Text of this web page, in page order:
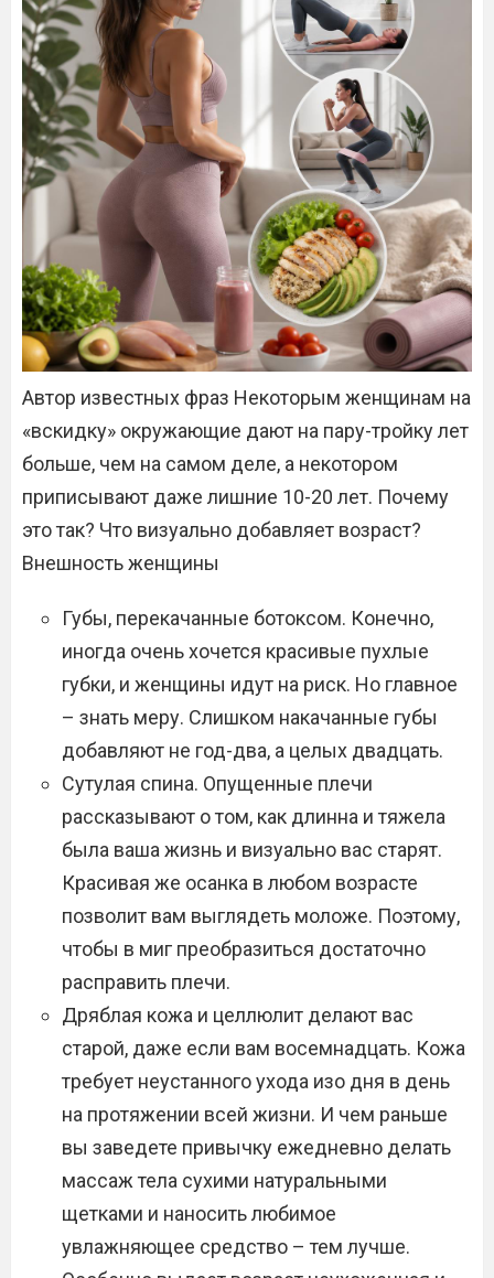
Автор известных фраз Некоторым женщинам на
«вскидку» окружающие дают на пару-тройку лет
больше, чем на самом деле, а некотором
приписывают даже лишние 10-20 лет. Почему
это так? Что визуально добавляет возраст?
Внешность женщины
Губы, перекачанные ботоксом. Конечно,
иногда очень хочется красивые пухлые
губки, и женщины идут на риск. Но главное
– знать меру. Слишком накачанные губы
добавляют не год-два, а целых двадцать.
Сутулая спина. Опущенные плечи
рассказывают о том, как длинна и тяжела
была ваша жизнь и визуально вас старят.
Красивая же осанка в любом возрасте
позволит вам выглядеть моложе. Поэтому,
чтобы в миг преобразиться достаточно
расправить плечи.
Дряблая кожа и целлюлит делают вас
старой, даже если вам восемнадцать. Кожа
требует неустанного ухода изо дня в день
на протяжении всей жизни. И чем раньше
вы заведете привычку ежедневно делать
массаж тела сухими натуральными
щетками и наносить любимое
увлажняющее средство – тем лучше.